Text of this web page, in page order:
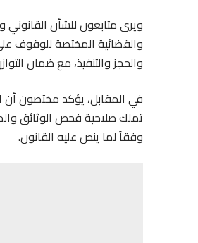
ويرى متابعون للشأن
والقضائية المختصة للوقوف
والحجز والتنفيذ، مع ضمان
في المقابل، يؤكد مختصون أن
تملك صلاحية فحص الوثائق
وفقاً لما ينص عليه القانون.